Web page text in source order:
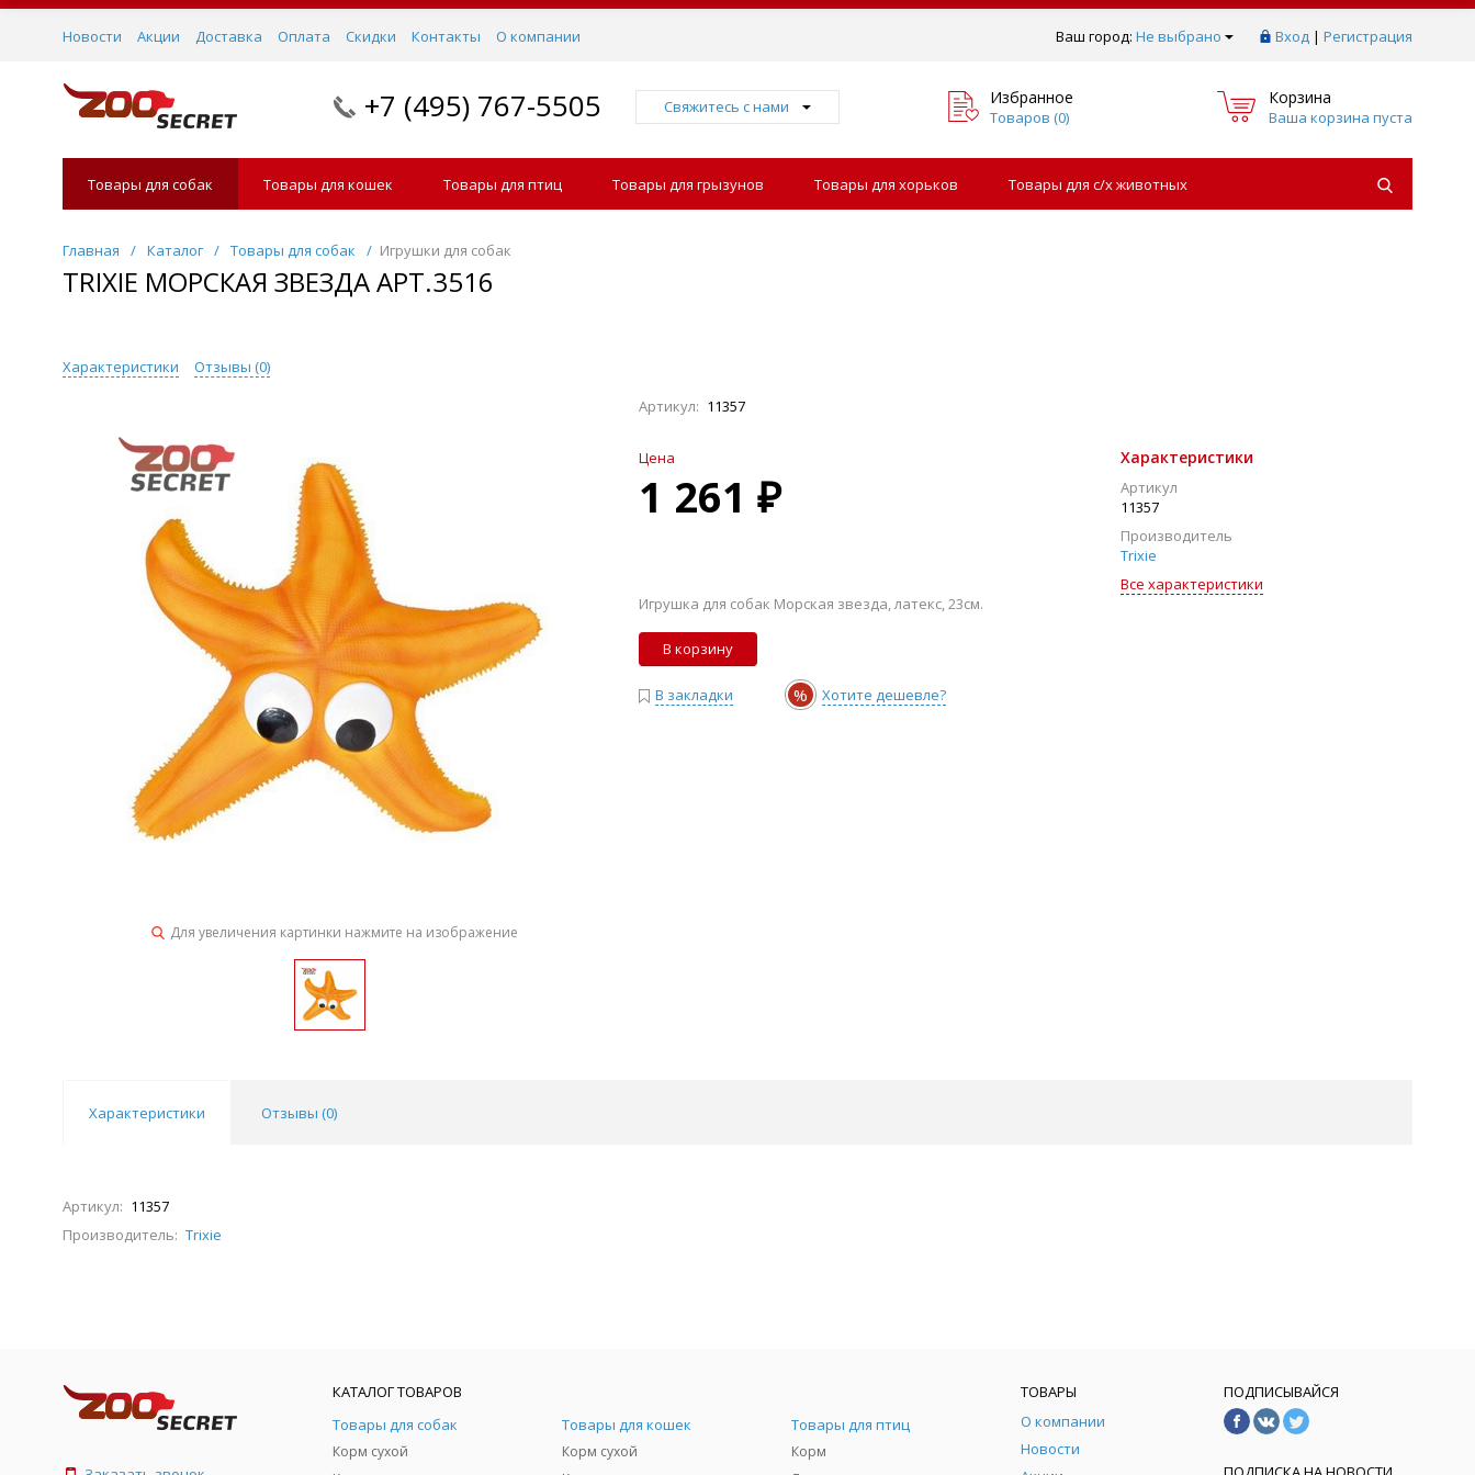
Ваш город: Не выбрано Вход | Регистрация
Новости Акции Доставка Оплата Скидки Контакты О компании
+7 (495) 767-5505 Свяжитесь с нами Избранное
Товаров (0)
Корзина
Ваша корзина пуста
Товары для собак Товары для кошек Товары для птиц Товары для грызунов Товары для хорьков Товары для с/х животных
Главная / Каталог / Товары для собак / Игрушки для собак
TRIXIE МОРСКАЯ ЗВЕЗДА АРТ.3516
Характеристики Отзывы (0)
Для увеличения картинки нажмите на изображение
Артикул: 11357
Цена
1 261 ₽
Характеристики
Артикул
11357
Производитель
Trixie
Все характеристики
Игрушка для собак Морская звезда, латекс, 23см.
В корзину
В закладки % Хотите дешевле?
Характеристики Отзывы (0)
Артикул: 11357
Производитель: Trixie
КАТАЛОГ ТОВАРОВ
Товары для собак
Корм сухой
Товары для кошек
Корм сухой
Товары для птиц
Корм
ТОВАРЫ
О компании
Новости
ПОДПИСЫВАЙСЯ